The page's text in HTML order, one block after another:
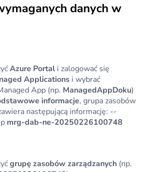
danych w
Azure Portal i zalogować się
Applications i wybrać
App (np. ManagedAppDoku)
informacje, grupa zasobów
następującą informację: --
mrg-dab-ne-20250226100748
grupę zasobów zarządzanych (np.